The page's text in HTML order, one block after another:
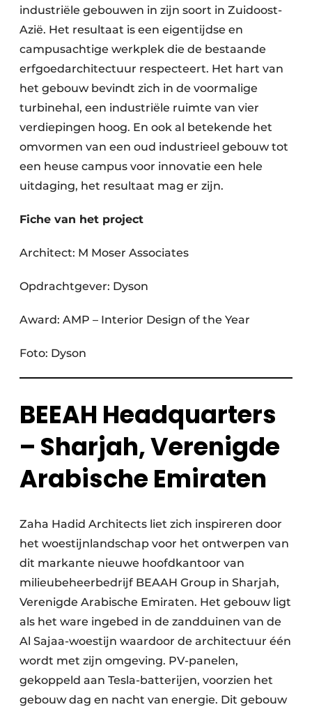
industriële gebouwen in zijn soort in Zuidoost-
Azië. Het resultaat is een eigentijdse en
campusachtige werkplek die de bestaande
erfgoedarchitectuur respecteert. Het hart van
het gebouw bevindt zich in de voormalige
turbinehal, een industriële ruimte van vier
verdiepingen hoog. En ook al betekende het
omvormen van een oud industrieel gebouw tot
een heuse campus voor innovatie een hele
uitdaging, het resultaat mag er zijn.
Fiche van het project
Architect: M Moser Associates
Opdrachtgever: Dyson
Award: AMP – Interior Design of the Year
Foto: Dyson
BEEAH Headquarters
– Sharjah, Verenigde
Arabische Emiraten
Zaha Hadid Architects liet zich inspireren door
het woestijnlandschap voor het ontwerpen van
dit markante nieuwe hoofdkantoor van
milieubeheerbedrijf BEAAH Group in Sharjah,
Verenigde Arabische Emiraten. Het gebouw ligt
als het ware ingebed in de zandduinen van de
Al Sajaa-woestijn waardoor de architectuur één
wordt met zijn omgeving. PV-panelen,
gekoppeld aan Tesla-batterijen, voorzien het
gebouw dag en nacht van energie. Dit gebouw